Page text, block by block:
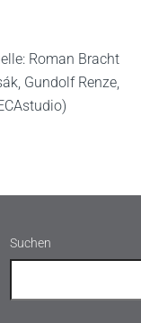
Roman Bracht
Gundolf Renze,
Suchen